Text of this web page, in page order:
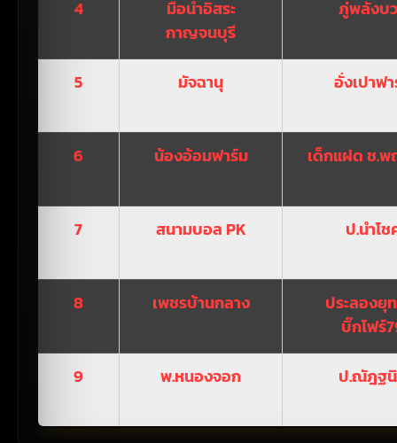
4
มือน้ำอิสระ
กาญจนบุรี
ภู่พลังบ
5 มัจฉานุ อั่งเปาฟ
6 น้องอ้อมฟาร์ม เด็กแฝด ช.พ
7 สนามบอล PK ป.นำโช
8 เพชรบ้านกลาง
ประลองยุ
บิ๊กโฟร์
9 พ.หนองจอก ป.ณัฎฐ